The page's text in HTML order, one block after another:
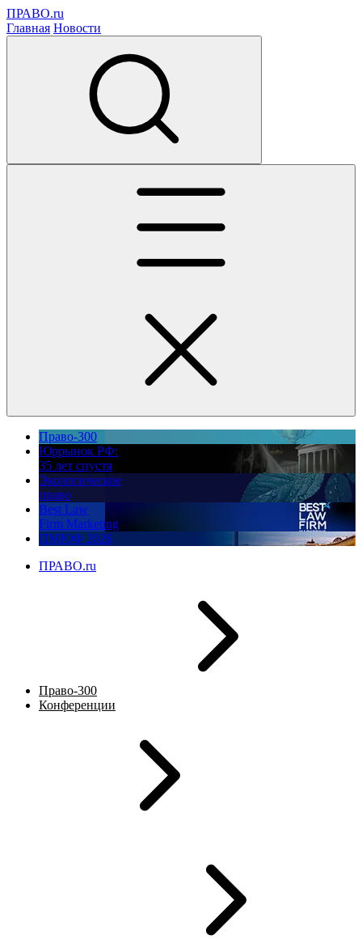
ПРАВО.ru
Главная Новости
Право-300
Юррынок РФ:
35 лет спустя
Экологическое
право
Best Law
Firm Marketing
ПМЮФ 2026
ПРАВО.ru
Право-300
Конференции